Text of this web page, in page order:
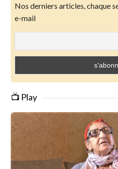
Nos derniers articles, chaque
e-mail
📺 Play